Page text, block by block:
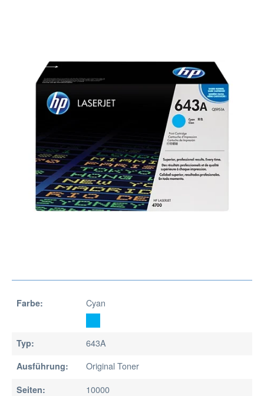
Farbe: Cyan
Typ: 643A
Ausführung: Original Toner
Seiten: 10000